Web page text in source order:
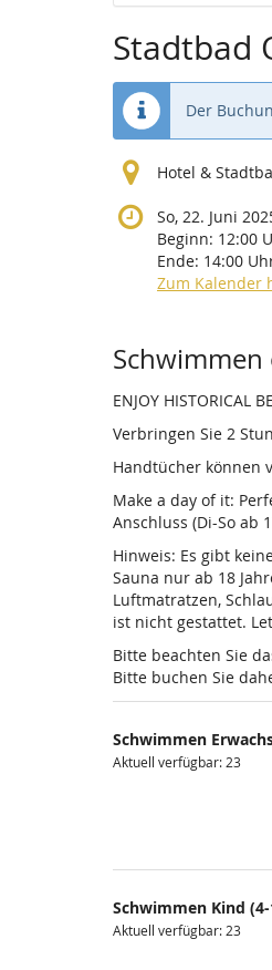
Stadtbad
Der
Hotel &
So, 22. Juni
Beginn: 12:00
Ende: 14:00
Zum Kalender
Produkte
Schwimmen
ENJOY HISTORICAL
Verbringen Sie 2
Handtücher können
Make a day of it:
Anschluss (Di-So ab
Hinweis: Es gibt
Sauna nur ab 18
Luftmatratzen,
ist nicht gestattet.
Bitte beachten Sie
Bitte buchen Sie
Schwimmen
Aktuell verfügbar: 23
Schwimmen Kind
Aktuell verfügbar: 23